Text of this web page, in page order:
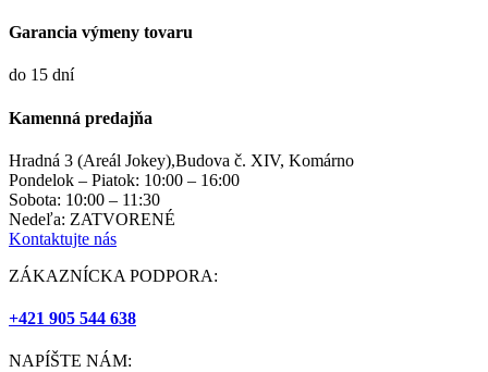
Garancia výmeny tovaru
do 15 dní
Kamenná predajňa
Hradná 3 (Areál Jokey),Budova č. XIV, Komárno
Pondelok – Piatok: 10:00 – 16:00
Sobota: 10:00 – 11:30
Nedeľa: ZATVORENÉ
Kontaktujte nás
ZÁKAZNÍCKA PODPORA:
+421 905 544 638
NAPÍŠTE NÁM: